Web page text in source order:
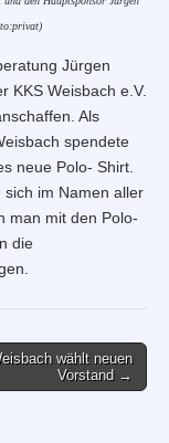
Jürgen
KKS Weisbach e.V.
Als
spendete
neue Polo- Shirt.
im Namen aller
man mit den Polo-
die
wählt neuen
Vorstand →